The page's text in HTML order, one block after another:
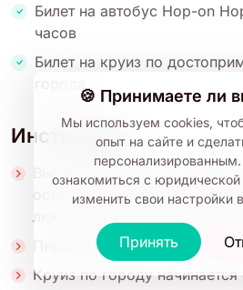
Билет на автобус Hop-on
часов
Билет на круиз по
Инструкции
Вы можете начать
остановки № 1 на Сенатской
любой другой остановки на
Первый выезд в 10:00 с
Круиз по городу
🍪 Принимаете ли
Мы используем cookies,
опыт на сайте и
персонализированным.
ознакомиться с
изменить свои настройки
Принять